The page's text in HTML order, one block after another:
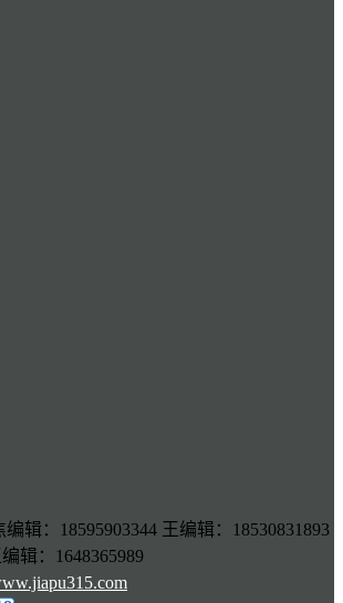
辑：18595903344 王编辑：18530831893
辑：1648365989